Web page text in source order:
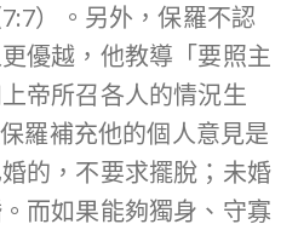
）。另外，保羅不認
優越，他教導「要照主
帝所召各人的情況生
羅補充他的個人意見是
的，不要求擺脫；未婚
而如果能夠獨身、守寡